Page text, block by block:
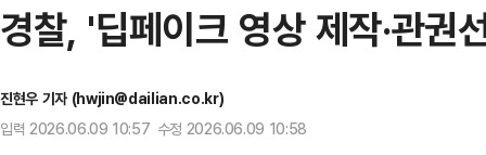
경찰, '딥페이크 영상 제작·관권
진현우 기자 (hwjin@dailian.co.kr)
입력 2026.06.09 10:57 수정 2026.06.09 10:58